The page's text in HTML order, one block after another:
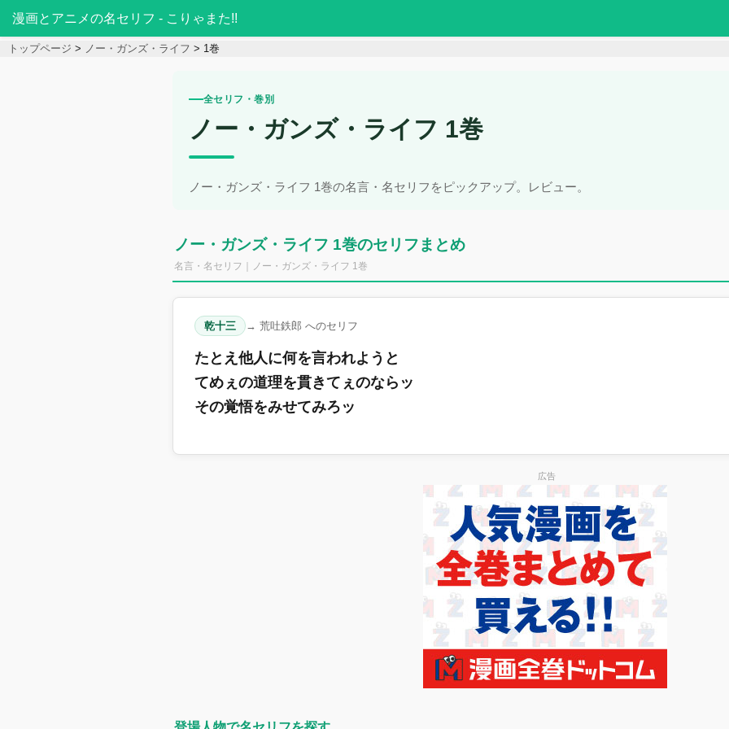
漫画とアニメの名セリフ - こりゃまた!!
トップページ ノー・ガンズ・ライフ 1巻
全セリフ・巻別
ノー・ガンズ・ライフ 1巻
ノー・ガンズ・ライフ 1巻の名言・名セリフをピックアップ。レビュー。
ノー・ガンズ・ライフ 1巻のセリフまとめ
名言・名セリフ｜ノー・ガンズ・ライフ 1巻
乾十三 → 荒吐鉄郎 へのセリフ
たとえ他人に何を言われようと
てめぇの道理を貫きてぇのならッ
その覚悟をみせてみろッ
広告